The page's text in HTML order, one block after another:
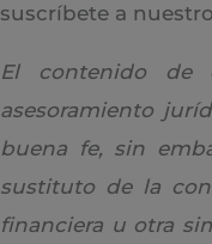
suscríbete a
El contenido de
asesoramiento
buena fe, sin
sustituto de la
financiera u otra